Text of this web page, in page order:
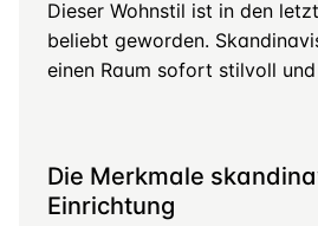
Dieser Wohnstil ist in den
beliebt geworden.
einen Raum sofort stilvoll
Die Merkmale
Einrichtung